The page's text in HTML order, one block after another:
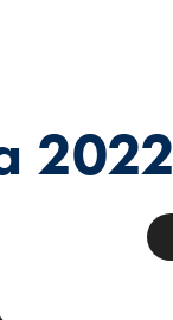
2022